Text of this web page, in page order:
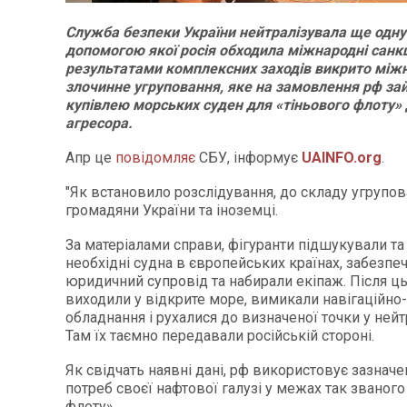
Служба безпеки України нейтралізувала ще
допомогою якої росія обходила міжнародні
результатами комплексних заходів викрито
злочинне угруповання, яке на замовлення рф
купівлею морських суден для «тіньового
агресора.
Апр це повідомляє СБУ, інформує UAINFO.org.
"Як встановило розслідування, до складу
громадяни України та іноземці.
За матеріалами справи, фігуранти підшукували
необхідні судна в європейських країнах,
юридичний супровід та набирали екіпаж. Після
виходили у відкрите море, вимикали
обладнання і рухалися до визначеної точки у
Там їх таємно передавали російській стороні.
Як свідчать наявні дані, рф використовує
потреб своєї нафтової галузі у межах так